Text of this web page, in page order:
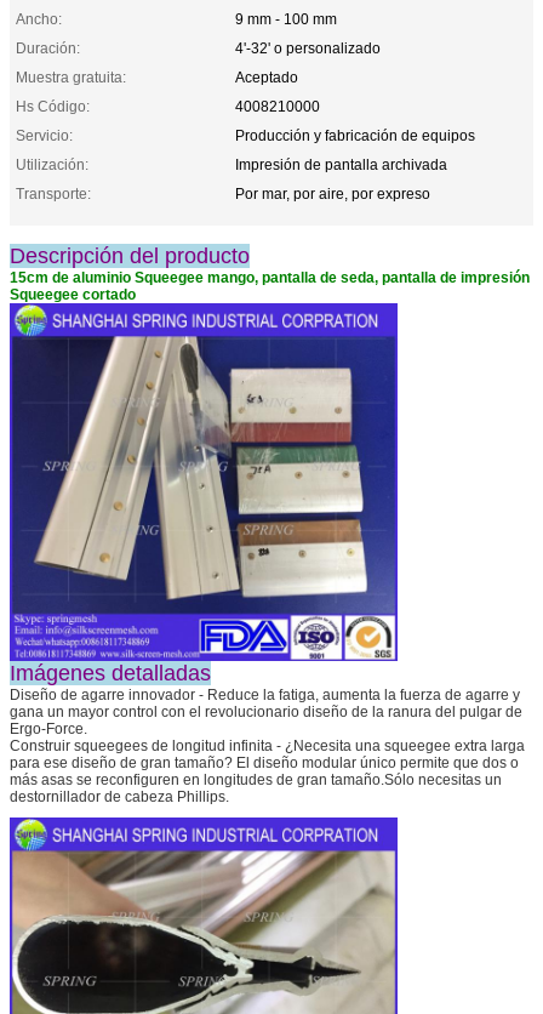
Ancho:
9 mm - 100 mm
Duración:
4'-32' o personalizado
Muestra gratuita:
Aceptado
Hs Código:
4008210000
Servicio:
Producción y fabricación de equipos
Utilización:
Impresión de pantalla archivada
Transporte:
Por mar, por aire, por expreso
Descripción del producto
15cm de aluminio Squeegee mango, pantalla de seda, pantalla de impresión
Squeegee cortado
Imágenes detalladas
Diseño de agarre innovador - Reduce la fatiga, aumenta la fuerza de agarre y
gana un mayor control con el revolucionario diseño de la ranura del pulgar de
Ergo-Force.
Construir squeegees de longitud infinita - ¿Necesita una squeegee extra larga
para ese diseño de gran tamaño? El diseño modular único permite que dos o
más asas se reconfiguren en longitudes de gran tamaño.Sólo necesitas un
destornillador de cabeza Phillips.